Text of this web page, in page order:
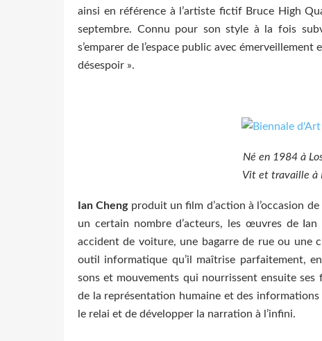
ainsi en référence à l’artiste fictif Bruce High
septembre. Connu pour son style à la fois
s’emparer de l’espace public avec
désespoir ».
Né en 1984 à
Vit et travaille à
Ian Chengproduit un film d’action à l’occasion
un certain nombre d’acteurs, les œuvres de
accident de voiture, une bagarre de rue ou une
outil informatique qu’il maîtrise parfaitement,
sons et mouvements qui nourrissent ensuite ses
de la représentation humaine et des
le relai et de développer la narration à l’infini.